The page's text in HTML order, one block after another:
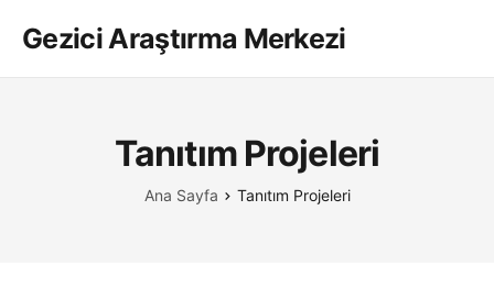
Gezici Araştırma Merkezi
Tanıtım Projeleri
Ana Sayfa Tanıtım Projeleri